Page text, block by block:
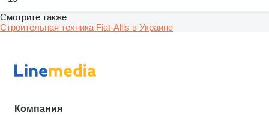
Смотрите также
Строительная техника Fiat-Allis в Украине
Компания